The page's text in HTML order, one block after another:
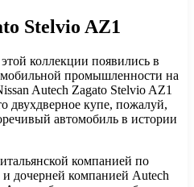
Stelvio AZ1
коллекции появились в
промышленности на
Autech Zagato Stelvio AZ1
двухдверное купе, пожалуй,
автомобиль в истории
компанией по
и дочерней компанией Autech